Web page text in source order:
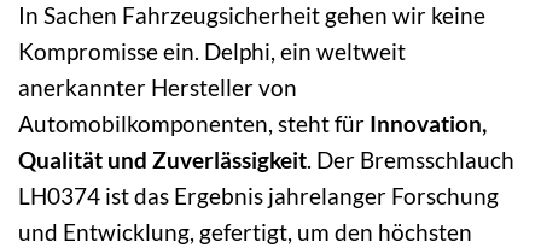
In Sachen Fahrzeugsicherheit gehen wir keine
Kompromisse ein. Delphi, ein weltweit
anerkannter Hersteller von
Automobilkomponenten, steht für Innovation,
Qualität und Zuverlässigkeit. Der Bremsschlauch
LH0374 ist das Ergebnis jahrelanger Forschung
und Entwicklung, gefertigt, um den höchsten